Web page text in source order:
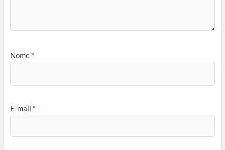
Nome *
E-mail *